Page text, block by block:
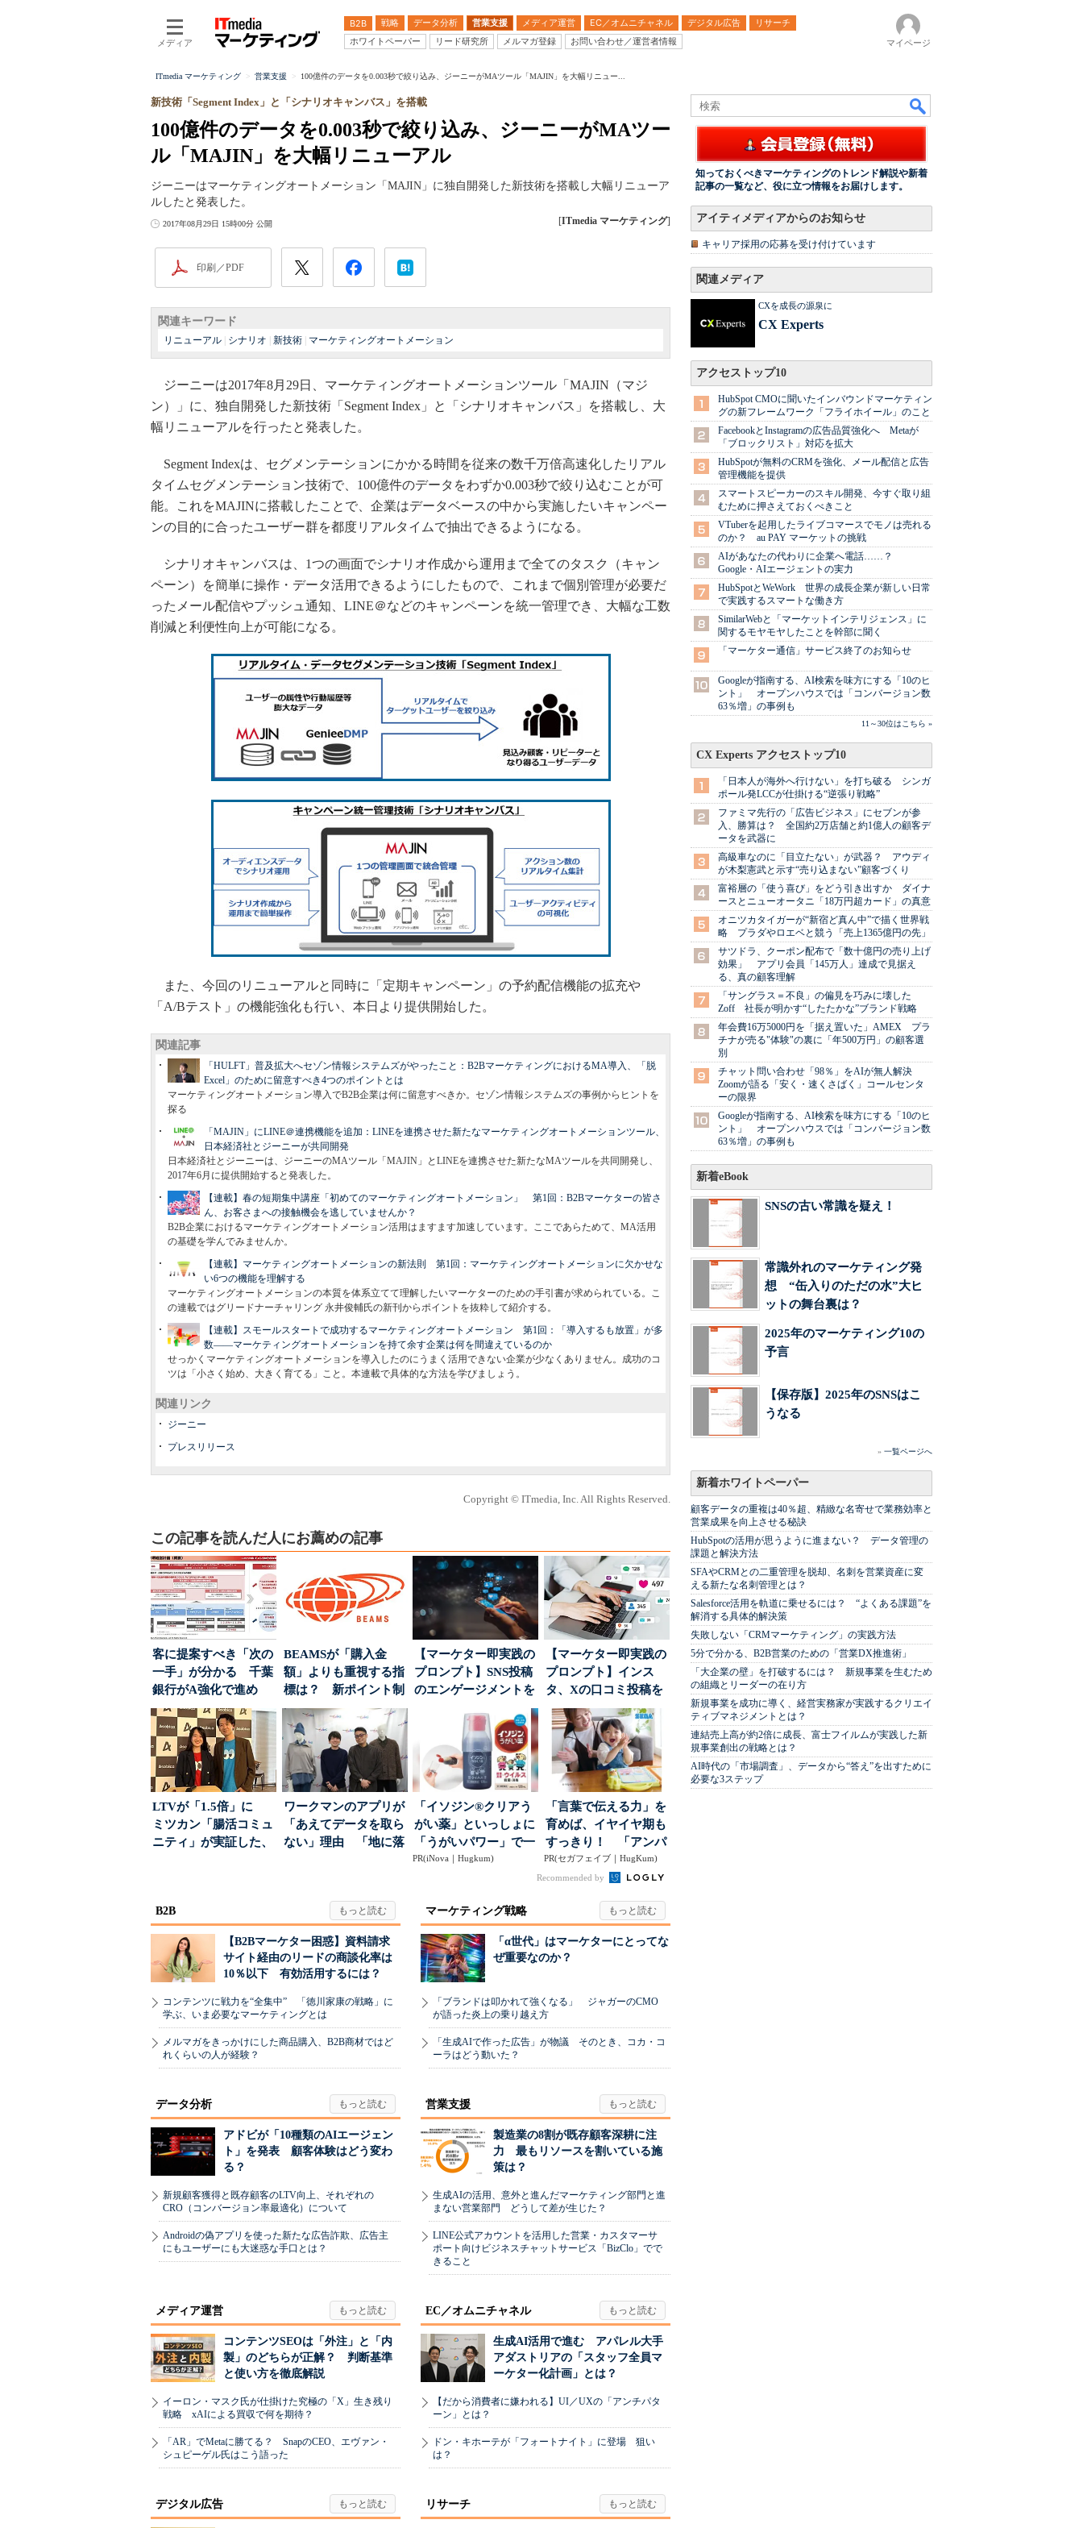
メディア
B2B 戦略 データ分析 営業支援 メディア運営 EC／オムニチャネル デジタル広告
リサーチ
ホワイトペーパー
リード研究所 メルマガ登録 お問い合わせ／運営者情報 マイページ
ITmedia マーケティング 営業支援 100億件のデータを0.003秒で絞り込み、ジーニーがMAツール「MAJIN」を大幅リニュー...
100億件のデータを0.003秒で絞り込み、ジーニーがMAツー
ル「MAJIN」を大幅リニューアル
新技術「Segment Index」と「シナリオキャンバス」を搭載
ジーニーはマーケティングオートメーション「MAJIN」に独自開発した新技術を搭載し大幅リニューア
ルしたと発表した。
2017年08月29日 15時00分 公開 [ITmedia マーケティング]
印刷／PDF
関連キーワード
リニューアル シナリオ 新技術 マーケティングオートメーション
ジーニーは2017年8月29日、マーケティングオートメーションツール「MAJIN（マジ
ン）」に、独自開発した新技術「Segment Index」と「シナリオキャンバス」を搭載し、大
幅リニューアルを行ったと発表した。
Segment Indexは、セグメンテーションにかかる時間を従来の数千万倍高速化したリアル
タイムセグメンテーション技術で、100億件のデータをわずか0.003秒で絞り込むことが可
能。これをMAJINに搭載したことで、企業はデータベースの中から実施したいキャンペー
ンの目的に合ったユーザー群を都度リアルタイムで抽出できるようになる。
シナリオキャンバスは、1つの画面でシナリオ作成から運用まで全てのタスク（キャン
ペーン）を簡単に操作・データ活用できるようにしたもので、これまで個別管理が必要だ
ったメール配信やプッシュ通知、LINE＠などのキャンペーンを統一管理でき、大幅な工数
削減と利便性向上が可能になる。
また、今回のリニューアルと同時に「定期キャンペーン」の予約配信機能の拡充や
「A/Bテスト」の機能強化も行い、本日より提供開始した。
関連記事
「HULFT」普及拡大へセゾン情報システムズがやったこと：B2BマーケティングにおけるMA導入、「脱
Excel」のために留意すべき4つのポイントとは
マーケティングオートメーション導入でB2B企業は何に留意すべきか。セゾン情報システムズの事例からヒントを
探る
「MAJIN」にLINE＠連携機能を追加：LINEを連携させた新たなマーケティングオートメーションツール、
日本経済社とジーニーが共同開発
日本経済社とジーニーは、ジーニーのMAツール「MAJIN」とLINEを連携させた新たなMAツールを共同開発し、
2017年6月に提供開始すると発表した。
【連載】春の短期集中講座「初めてのマーケティングオートメーション」 第1回：B2Bマーケターの皆さ
ん、お客さまへの接触機会を逃していませんか？
B2B企業におけるマーケティングオートメーション活用はますます加速しています。ここであらためて、MA活用
の基礎を学んでみませんか。
【連載】マーケティングオートメーションの新法則 第1回：マーケティングオートメーションに欠かせな
い6つの機能を理解する
マーケティングオートメーションの本質を体系立てて理解したいマーケターのための手引書が求められている。こ
の連載ではグリードナーチャリング 永井俊輔氏の新刊からポイントを抜粋して紹介する。
【連載】スモールスタートで成功するマーケティングオートメーション 第1回：「導入するも放置」が多
数――マーケティングオートメーションを持て余す企業は何を間違えているのか
せっかくマーケティングオートメーションを導入したのにうまく活用できない企業が少なくありません。成功のコ
ツは「小さく始め、大きく育てる」こと。本連載で具体的な方法を学びましょう。
関連リンク
ジーニー
プレスリリース
Copyright © ITmedia, Inc. All Rights Reserved.
この記事を読んだ人にお薦めの記事
客に提案すべき「次の
一手」が分かる 千葉
銀行がA強化で進め
る“One to On...
BEAMSが「購入金
額」よりも重視する指
標は？ 新ポイント制
度の狙い
【マーケター即実践の
プロンプト】SNS投稿
のエンゲージメントを
【マーケター即実践の
プロンプト】インス
タ、Xの口コミ投稿を
分析→戦略立案に生か
す...
LTVが「1.5倍」に
ミツカン「腸活コミュ
ニティ」が実証した、
ワークマンのアプリが
「あえてデータを取ら
ない」理由 「地に落
「イソジン®クリアう
がい薬」といっしょに
「うがいパワー」で一
年中！ 健やか
PR(iNova｜Hugkum)
「言葉で伝える力」を
育めば、イヤイヤ期も
すっきり！ 「アンパ
ンマン ことばずかん...
PR(セガフェイブ｜HugKum)
Recommended by
B2B
【B2Bマーケター困惑】資料請求
サイト経由のリードの商談化率は
10％以下 有効活用するには？
コンテンツに戦力を“全集中” 「徳川家康の戦略」に
学ぶ、いま必要なマーケティングとは
メルマガをきっかけにした商品購入、B2B商材ではど
れくらいの人が経験？
マーケティング戦略
「α世代」はマーケターにとってな
ぜ重要なのか？
「ブランドは叩かれて強くなる」 ジャガーのCMO
が語った炎上の乗り越え方
「生成AIで作った広告」が物議 そのとき、コカ・コ
ーラはどう動いた？
データ分析
アドビが「10種類のAIエージェン
ト」を発表 顧客体験はどう変わ
る？
新規顧客獲得と既存顧客のLTV向上、それぞれの
CRO（コンバージョン率最適化）について
Androidの偽アプリを使った新たな広告詐欺、広告主
にもユーザーにも大迷惑な手口とは？
営業支援
製造業の8割が既存顧客深耕に注
力 最もリソースを割いている施
策は？
生成AIの活用、意外と進んだマーケティング部門と進
まない営業部門 どうして差が生じた？
LINE公式アカウントを活用した営業・カスタマーサ
ポート向けビジネスチャットサービス「BizClo」でで
きること
メディア運営
コンテンツSEOは「外注」と「内
製」のどちらが正解？ 判断基準
と使い方を徹底解説
イーロン・マスク氏が仕掛けた究極の「X」生き残り
戦略 xAIによる買収で何を期待？
「AR」でMetaに勝てる？ SnapのCEO、エヴァン・
シュピーゲル氏はこう語った
EC／オムニチャネル
生成AI活用で進む アパレル大手
アダストリアの「スタッフ全員マ
ーケター化計画」とは？
【だから消費者に嫌われる】UI／UXの「アンチパタ
ーン」とは？
ドン・キホーテが「フォートナイト」に登場 狙い
は？
デジタル広告 リサーチ
知っておくべきマーケティングのトレンド解説や新着
記事の一覧など、役に立つ情報をお届けします。
アイティメディアからのお知らせ
キャリア採用の応募を受け付けています
関連メディア
CXを成長の源泉に
CX Experts
アクセストップ10
HubSpot CMOに聞いたインバウンドマーケティン
グの新フレームワーク「フライホイール」のこと
FacebookとInstagramの広告品質強化へ Metaが
「ブロックリスト」対応を拡大
HubSpotが無料のCRMを強化、メール配信と広告
管理機能を提供
スマートスピーカーのスキル開発、今すぐ取り組
むために押さえておくべきこと
VTuberを起用したライブコマースでモノは売れる
のか？ au PAY マーケットの挑戦
AIがあなたの代わりに企業へ電話……？
Google・AIエージェントの実力
HubSpotとWeWork 世界の成長企業が新しい日常
で実践するスマートな働き方
SimilarWebと「マーケットインテリジェンス」に
関するモヤモヤしたことを幹部に聞く
「マーケター通信」サービス終了のお知らせ
Googleが指南する、AI検索を味方にする「10のヒ
ント」 オープンハウスでは「コンバージョン数
63％増」の事例も
11～30位はこちら »
CX Experts アクセストップ10
「日本人が海外へ行けない」を打ち破る シンガ
ポール発LCCが仕掛ける“逆張り戦略”
ファミマ先行の「広告ビジネス」にセブンが参
入、勝算は？ 全国約2万店舗と約1億人の顧客デ
ータを武器に
高級車なのに「目立たない」が武器？ アウディ
が木梨憲武と示す“売り込まない”顧客づくり
富裕層の「使う喜び」をどう引き出すか ダイナ
ースとニューオータニ「18万円超カード」の真意
オニツカタイガーが“新宿ど真ん中”で描く世界戦
略 プラダやロエベと競う「売上1365億円の先」
サツドラ、クーポン配布で「数十億円の売り上げ
効果」 アプリ会員「145万人」達成で見据え
る、真の顧客理解
「サングラス＝不良」の偏見を巧みに壊した
Zoff 社長が明かす“したたかな”ブランド戦略
年会費16万5000円を「据え置いた」AMEX プラ
チナが売る"体験"の裏に「年500万円」の顧客選
別
チャット問い合わせ「98％」をAIが無人解決
Zoomが語る「安く・速くさばく」コールセンタ
ーの限界
Googleが指南する、AI検索を味方にする「10のヒ
ント」 オープンハウスでは「コンバージョン数
63％増」の事例も
新着eBook
SNSの古い常識を疑え！
常識外れのマーケティング発
想 “缶入りのただの水”大ヒ
ットの舞台裏は？
2025年のマーケティング10の
予言
【保存版】2025年のSNSはこ
うなる
» 一覧ページへ
新着ホワイトペーパー
顧客データの重複は40％超、精緻な名寄せで業務効率と
営業成果を向上させる秘訣
HubSpotの活用が思うように進まない？ データ管理の
課題と解決方法
SFAやCRMとの二重管理を脱却、名刺を営業資産に変
える新たな名刺管理とは？
Salesforce活用を軌道に乗せるには？ “よくある課題”を
解消する具体的解決策
失敗しない「CRMマーケティング」の実践方法
5分で分かる、B2B営業のための「営業DX推進術」
「大企業の壁」を打破するには？ 新規事業を生むため
の組織とリーダーの在り方
新規事業を成功に導く、経営実務家が実践するクリエイ
ティブマネジメントとは？
連結売上高が約2倍に成長、富士フイルムが実践した新
規事業創出の戦略とは？
AI時代の「市場調査」、データから“答え”を出すために
必要な3ステップ